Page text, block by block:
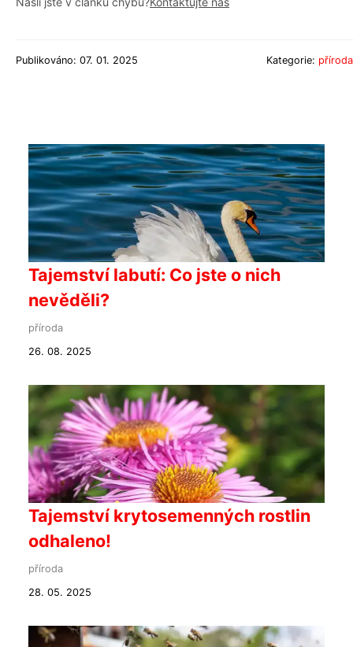
Publikováno: 07. 01. 2025 Kategorie: příroda
Tajemství labutí: Co jste o nich
nevěděli?
příroda
26. 08. 2025
Tajemství krytosemenných rostlin
odhaleno!
příroda
28. 05. 2025